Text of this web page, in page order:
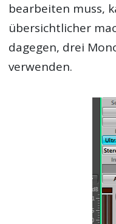
bearbeiten muss,
übersichtlicher
dagegen, drei
verwenden.